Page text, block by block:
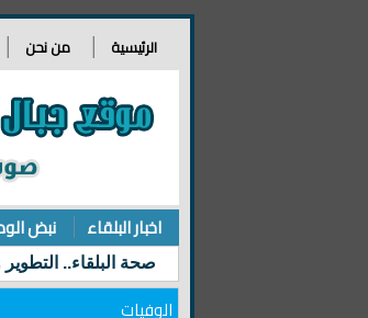
الرئيسية من نحن
اخبار البلقاء نبض
الوفيات